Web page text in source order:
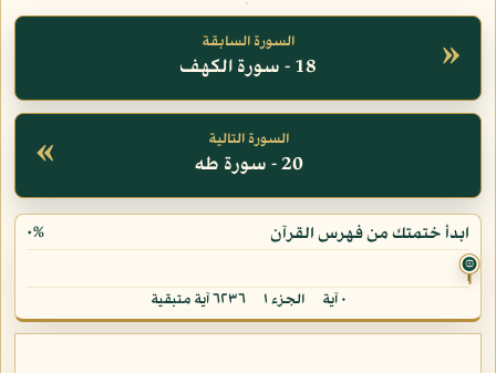
» السورة السابقة
18 - سورة الكهف
« السورة التالية
20 - سورة طه
ابدأ ختمتك من فهرس القرآن ٠%
۞
٠ آية الجزء ١ ٦٢٣٦ آية متبقية